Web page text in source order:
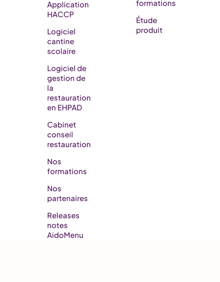
Application
HACCP
Logiciel
cantine
scolaire
Logiciel de
gestion de
la
restauration
en EHPAD​
Cabinet
conseil
restauration
Nos
formations
Nos
partenaires
Releases
notes
AidoMenu
formations
Étude
produit